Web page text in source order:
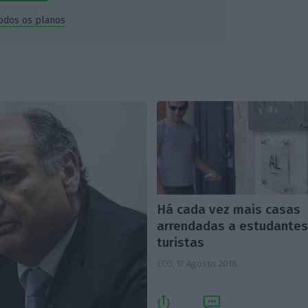
os planos
Há cada vez mais casas
arrendadas a
turistas
ECO, 17 Agosto 2018